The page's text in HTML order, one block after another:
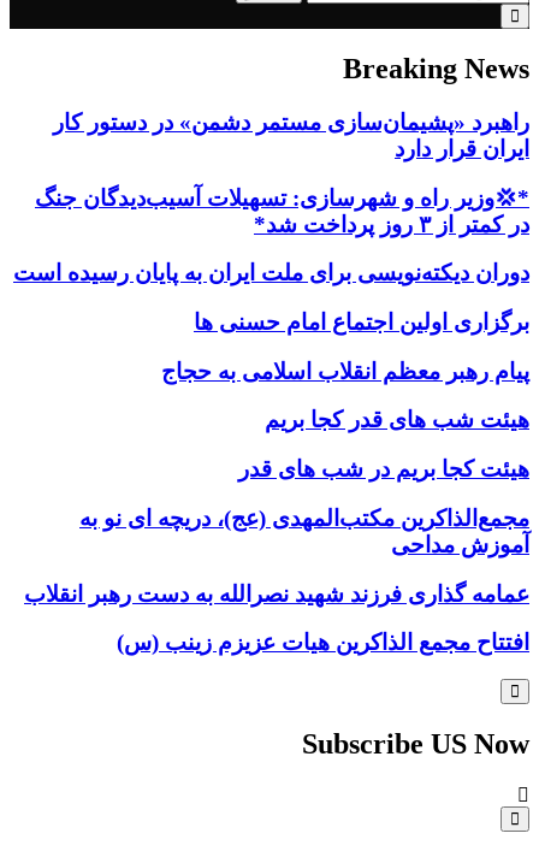
برای:
Breaking News
راهبرد «پشیمان‌سازی مستمر دشمن» در دستور کار
ایران قرار دارد
*💢وزیر راه و شهرسازی: تسهیلات آسیب‌دیدگان جنگ
در کمتر از ۳ روز پرداخت شد*
دوران دیکته‌نویسی برای ملت ایران به پایان رسیده است
برگزاری اولین اجتماع امام حسنی ها
پیام رهبر معظم انقلاب اسلامی به حجاج
هیئت شب های قدر کجا بریم
هیئت کجا بریم در شب های قدر
مجمع‌الذاکرین مکتب‌المهدی (عج)، دریچه ای نو به
آموزش مداحی
عمامه گذاری فرزند شهید نصرالله به دست رهبر انقلاب
افتتاح مجمع الذاکرین هیات عزیزم زینب (س)
Subscribe US Now